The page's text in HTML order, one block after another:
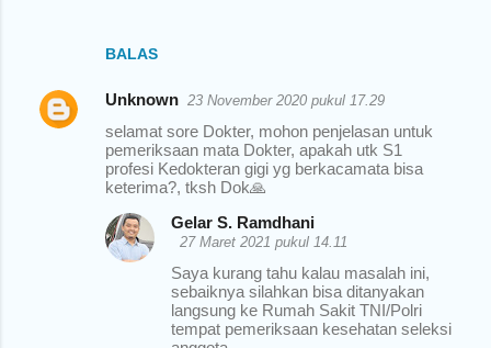
BALAS
Unknown 23 November 2020 pukul 17.29
selamat sore Dokter, mohon penjelasan untuk
pemeriksaan mata Dokter, apakah utk S1
profesi Kedokteran gigi yg berkacamata bisa
keterima?, tksh Dok🙏
Gelar S. Ramdhani
27 Maret 2021 pukul 14.11
Saya kurang tahu kalau masalah ini,
sebaiknya silahkan bisa ditanyakan
langsung ke Rumah Sakit TNI/Polri
tempat pemeriksaan kesehatan seleksi